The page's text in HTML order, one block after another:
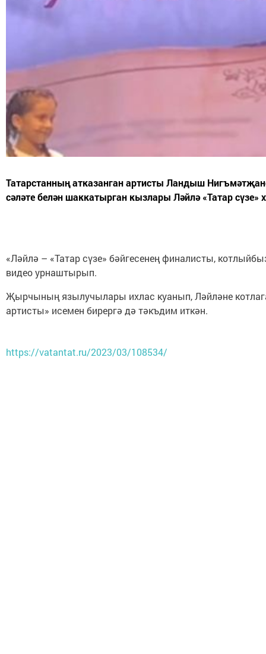
Татарстанның атказанган артисты Ландыш
сәләте белән шаккатырган кызлары Ләйлә «Татар сүзе»
«Ләйлә – «Татар сүзе» бәйгесенең финалисты,
видео урнаштырып.
Җырчының язылучылары ихлас куанып, Ләйләне
артисты» исемен бирергә дә тәкъдим иткән.
https://vatantat.ru/2023/03/108534/